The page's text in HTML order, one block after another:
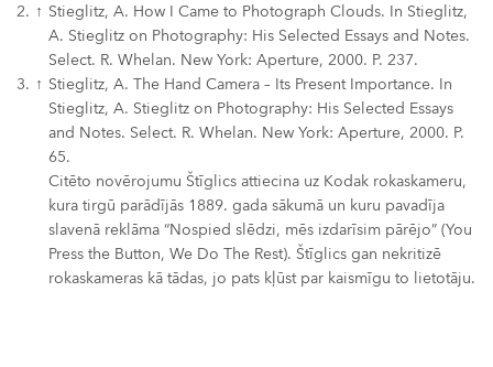
2. ↑ Stieglitz, A. How I Came to Photograph Clouds. In Stieglitz,
A. Stieglitz on Photography: His Selected Essays and Notes.
Select. R. Whelan. New York: Aperture, 2000. P. 237.
3. ↑ Stieglitz, A. The Hand Camera – Its Present Importance. In
Stieglitz, A. Stieglitz on Photography: His Selected Essays
and Notes. Select. R. Whelan. New York: Aperture, 2000. P.
65.
Citēto novērojumu Štīglics attiecina uz Kodak rokaskameru,
kura tirgū parādījās 1889. gada sākumā un kuru pavadīja
slavenā reklāma “Nospied slēdzi, mēs izdarīsim pārējo” (You
Press the Button, We Do The Rest). Štīglics gan nekritizē
rokaskameras kā tādas, jo pats kļūst par kaismīgu to lietotāju.